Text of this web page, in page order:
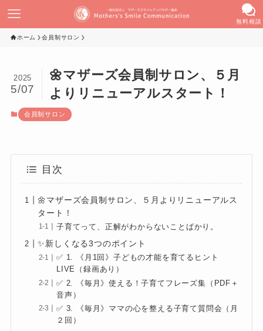
無料相談
ホーム 会員制サロン
🌼マザーズ会員制サロン、５月
よりリニューアルスタート！
2025
5/07
会員制サロン
目次
🌼マザーズ会員制サロン、５月よりリニューアルス
タート！
子育てって、正解がわからないことばかり。
✨新しくなる3つのポイント
✅ 1. 《月1回》子どもの才能を育てるヒント
LIVE（録画あり）
✅ 2. 《毎月》使える！子育てフレーズ集（PDF＋
音声）
✅ 3. 《毎月》ママの心を整える子育て質問会（月
２回）